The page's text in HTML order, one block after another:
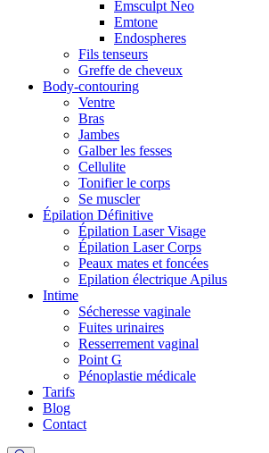
Emsculpt Neo
Emtone
Endospheres
Fils tenseurs
Greffe de cheveux
Body-contouring
Ventre
Bras
Jambes
Galber les fesses
Cellulite
Tonifier le corps
Se muscler
Épilation Définitive
Épilation Laser Visage
Épilation Laser Corps
Peaux mates et foncées
Epilation électrique Apilus
Intime
Sécheresse vaginale
Fuites urinaires
Resserrement vaginal
Point G
Pénoplastie médicale
Tarifs
Blog
Contact